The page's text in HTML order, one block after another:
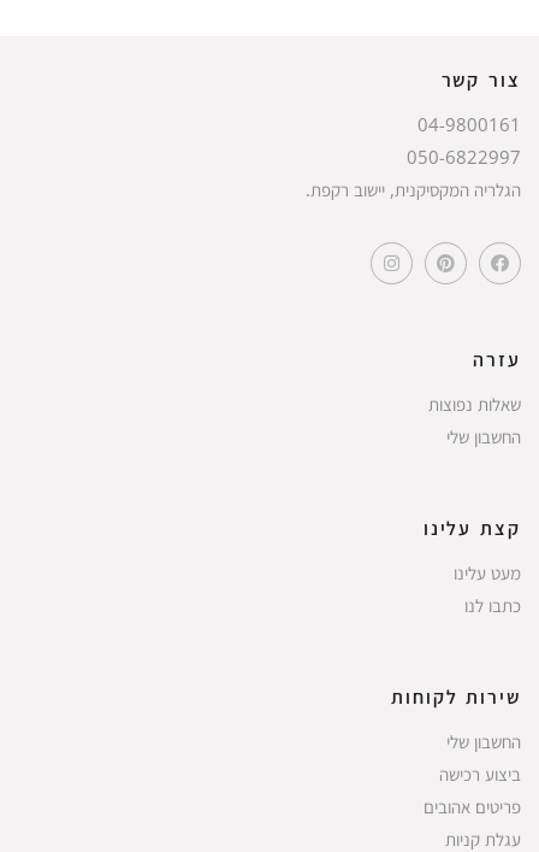
צור קשר
04-9800161
050-6822997
הגלריה המקסיקנית, יישוב רקפת.
עזרה
שאלות נפוצות
החשבון שלי
קצת עלינו
מעט עלינו
כתבו לנו
שירות לקוחות
החשבון שלי
ביצוע רכישה
פריטים אהובים
עגלת קניות